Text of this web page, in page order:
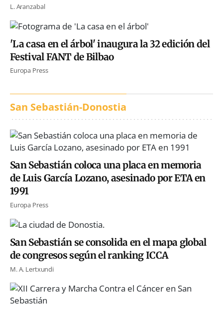
L. Aranzabal
'La casa en el árbol' inaugura la 32 edición del
Festival FANT de Bilbao
Europa Press
San Sebastián-Donostia
San Sebastián coloca una placa en memoria
de Luis García Lozano, asesinado por ETA en
1991
Europa Press
San Sebastián se consolida en el mapa global
de congresos según el ranking ICCA
M. A. Lertxundi